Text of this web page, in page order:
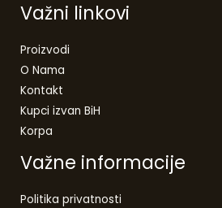
Važni linkovi
Proizvodi
O Nama
Kontakt
Kupci izvan BiH
Korpa
Važne informacije
Politika privatnosti